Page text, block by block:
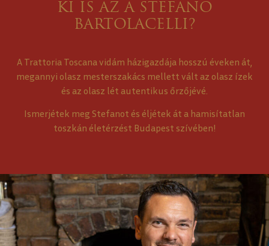
KI IS AZ A STEFANO
BARTOLACELLI?
A Trattoria Toscana vidám házigazdája hosszú éveken át,
megannyi olasz mesterszakács mellett vált az olasz ízek
és az olasz lét autentikus őrzőjévé.
Ismerjétek meg Stefanot és éljétek át a hamisítatlan
toszkán életérzést Budapest szívében!